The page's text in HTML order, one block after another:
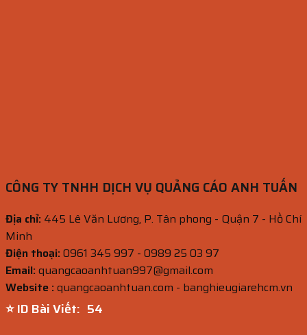
CÔNG TY TNHH DỊCH VỤ QUẢNG CÁO ANH TUẤN
Địa chỉ: 445 Lê Văn Lương, P. Tân phong - Quận 7 - Hồ Chí
Minh
Điện thoại:0961 345 997 - 0989 25 03 97
Email:quangcaoanhtuan997@gmail.com
Website :quangcaoanhtuan.com - banghieugiarehcm.vn
⭐ ID Bài Viết: 53